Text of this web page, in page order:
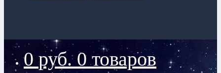
0 руб. 0 товаров